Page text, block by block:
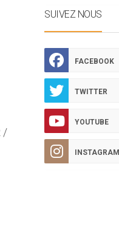
/
SUIVEZ NOUS
FACEBOOK
TWITTER
YOUTUBE
INSTAGRAM